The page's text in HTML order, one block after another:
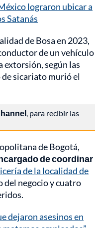
lograron ubicar a
Satanás
de Bosa en 2023,
de un vehículo
extorsión, según las
sicariato murió el
, para recibir las
de Bogotá,
de coordinar
de la localidad de
del negocio y cuatro
dejaron asesinos en